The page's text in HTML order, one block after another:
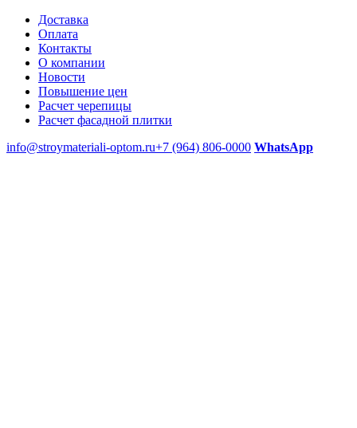
Доставка
Оплата
Контакты
О компании
Новости
Повышение цен
Расчет черепицы
Расчет фасадной плитки
info@stroymateriali-optom.ru+7 (964) 806-0000 WhatsApp